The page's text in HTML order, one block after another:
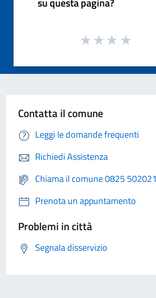
Contatta il comune
Leggi le domande frequenti
Richiedi Assistenza
Chiama il comune 0825 502021
Prenota un appuntamento
Problemi in città
Segnala disservizio